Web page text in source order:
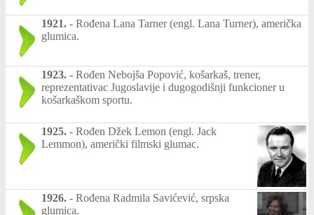
1921. - Rođena Lana Tarner (engl. Lana Turner), američka
glumica.
1923. - Rođen Nebojša Popović, košarkaš, trener,
reprezentativac Jugoslavije i dugogodišnji funkcioner u
košarkaškom sportu.
1925. - Rođen Džek Lemon (engl. Jack
Lemmon), američki filmski glumac.
1926. - Rođena Radmila Savićević, srpska
glumica.